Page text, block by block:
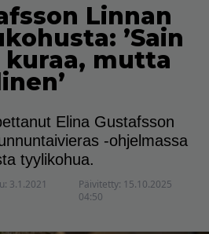
Linnan
’Sain
mutta
Elina Gustafsson
-ohjelmassa
tyylikohua.
3.1.2021
Päivitetty: 15.10.2025
04:50